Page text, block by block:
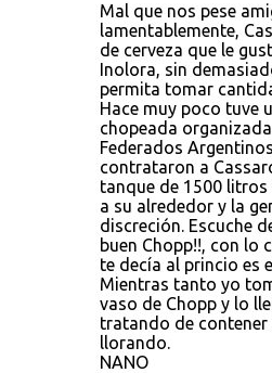
Mal que nos pese
lamentablemente,
de cerveza que le
Inolora, sin
permita tomar
Hace muy poco tuve
chopeada
Federados
contrataron a
tanque de 1500
a su alrededor y la
discreción. Escuche
buen Chopp!!, con lo
te decía al princio es
Mientras tanto yo
vaso de Chopp y lo
tratando de contener
llorando.
NANO